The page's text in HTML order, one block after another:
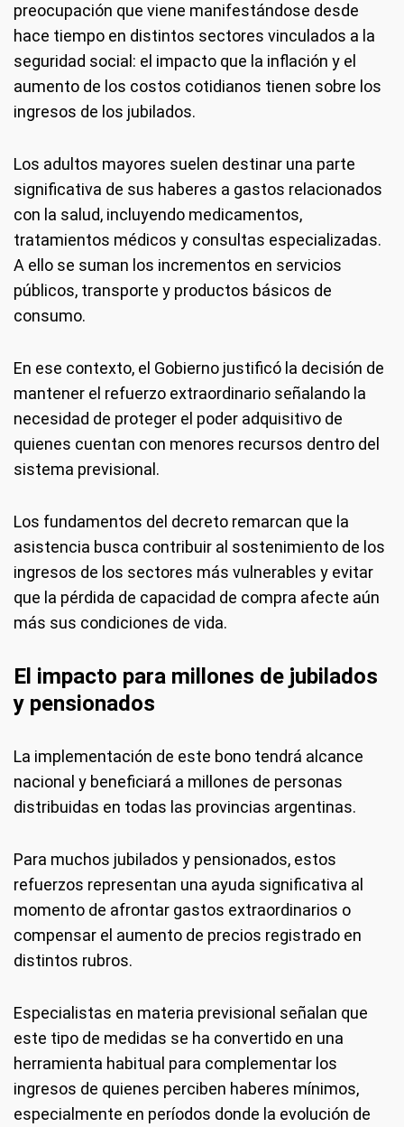
preocupación que viene manifestándose desde
hace tiempo en distintos sectores vinculados a la
seguridad social: el impacto que la inflación y el
aumento de los costos cotidianos tienen sobre los
ingresos de los jubilados.
Los adultos mayores suelen destinar una parte
significativa de sus haberes a gastos relacionados
con la salud, incluyendo medicamentos,
tratamientos médicos y consultas especializadas.
A ello se suman los incrementos en servicios
públicos, transporte y productos básicos de
consumo.
En ese contexto, el Gobierno justificó la decisión de
mantener el refuerzo extraordinario señalando la
necesidad de proteger el poder adquisitivo de
quienes cuentan con menores recursos dentro del
sistema previsional.
Los fundamentos del decreto remarcan que la
asistencia busca contribuir al sostenimiento de los
ingresos de los sectores más vulnerables y evitar
que la pérdida de capacidad de compra afecte aún
más sus condiciones de vida.
El impacto para millones de jubilados
y pensionados
La implementación de este bono tendrá alcance
nacional y beneficiará a millones de personas
distribuidas en todas las provincias argentinas.
Para muchos jubilados y pensionados, estos
refuerzos representan una ayuda significativa al
momento de afrontar gastos extraordinarios o
compensar el aumento de precios registrado en
distintos rubros.
Especialistas en materia previsional señalan que
este tipo de medidas se ha convertido en una
herramienta habitual para complementar los
ingresos de quienes perciben haberes mínimos,
especialmente en períodos donde la evolución de